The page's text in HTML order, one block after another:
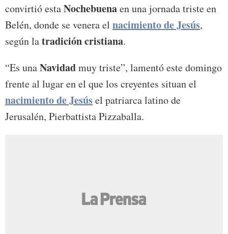
convirtió estaNochebuenaen una jornada triste en
Belén, donde se venera el nacimiento de Jesús,
según latradición cristiana.
“Es unaNavidadmuy triste”, lamentó este domingo
frente al lugar en el que los creyentes situan el
nacimiento de Jesúsel patriarca latino de
Jerusalén, Pierbattista Pizzaballa.